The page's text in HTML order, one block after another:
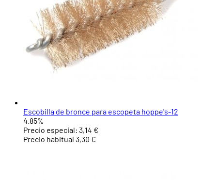
Escobilla de bronce para escopeta hoppe's-12
4.85%
Precio especial: 3,14 €
Precio habitual 3,30 €